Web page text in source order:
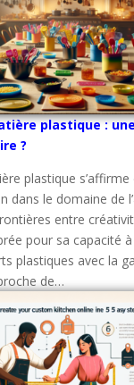
plastique :
?
plastique
dans le domaine de
entre
pour sa capacité
plastiques avec la
de…